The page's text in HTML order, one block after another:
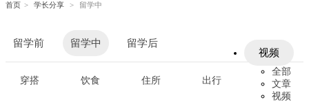
首页 > 学长分享 > 留学中
留学前 留学中
留学后
视频
全部
文章
视频
穿搭 饮食 住所 出行